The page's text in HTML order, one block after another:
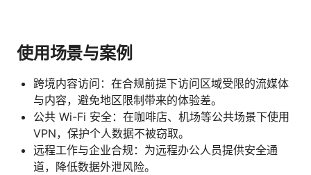
使用场景与案例
跨境内容访问：在合规前提下访问区域受限的流媒体
与内容，避免地区限制带来的体验差。
公共 Wi-Fi 安全：在咖啡店、机场等公共场景下使用
VPN，保护个人数据不被窃取。
远程工作与企业合规：为远程办公人员提供安全通
道，降低数据外泄风险。